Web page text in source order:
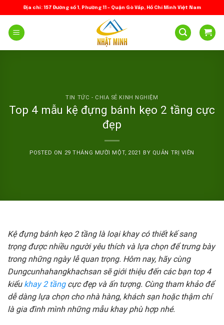
to
content
Địa chỉ: 157 Đường số 1, Phường 11 – Quận Gò Vấp, Hồ Chí Minh Việt Nam
TIN TỨC - CHIA SẺ KINH NGHIỆM
Top 4 mẫu kệ đựng bánh kẹo 2 tầng cực
đẹp
POSTED ON 29 THÁNG MƯỜI MỘT, 2021 BY QUẢN TRỊ VIÊN
Kệ đựng bánh kẹo 2 tầng là loại khay có thiết kế sang
trọng được nhiều người yêu thích và lựa chọn để trưng bày
trong những ngày lễ quan trọng. Hôm nay, hãy cùng
Dungcunhahangkhachsan sẽ giới thiệu đến các bạn top 4
kiểu khay 2 tầngcực đẹp và ấn tượng. Cùng tham khảo để
dễ dàng lựa chọn cho nhà hàng, khách sạn hoặc thậm chí
là gia đình mình những mẫu khay phù hợp nhé.